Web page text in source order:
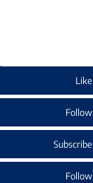
Like
Follow
Subscribe
Follow